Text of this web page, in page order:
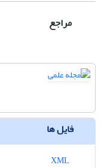
مراجع
فایل ها